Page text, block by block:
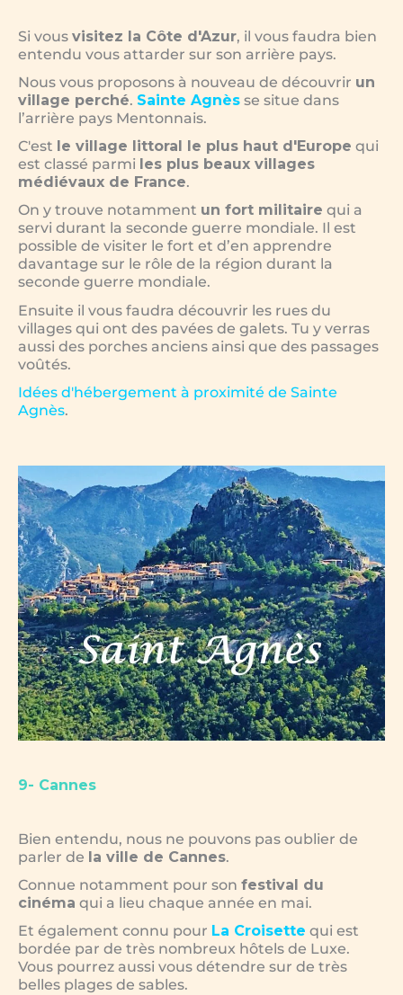
Si vous visitez la Côte d'Azur, il vous faudra bien
entendu vous attarder sur son arrière pays.
Nous vous proposons à nouveau de découvrir un
village perché. Sainte Agnès se situe dans
l’arrière pays Mentonnais.
C'est le village littoral le plus haut d'Europe qui
est classé parmi les plus beaux villages
médiévaux de France.
On y trouve notamment un fort militaire qui a
servi durant la seconde guerre mondiale. Il est
possible de visiter le fort et d’en apprendre
davantage sur le rôle de la région durant la
seconde guerre mondiale.
Ensuite il vous faudra découvrir les rues du
villages qui ont des pavées de galets. Tu y verras
aussi des porches anciens ainsi que des passages
voûtés.
Idées d'hébergement à proximité de Sainte
Agnès.
9- Cannes
Bien entendu, nous ne pouvons pas oublier de
parler de la ville de Cannes.
Connue notamment pour son festival du
cinéma qui a lieu chaque année en mai.
Et également connu pour La Croisette qui est
bordée par de très nombreux hôtels de Luxe.
Vous pourrez aussi vous détendre sur de très
belles plages de sables.